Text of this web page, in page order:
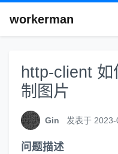
workerman
http-client 如
制图片
Gin 发表于
问题描述